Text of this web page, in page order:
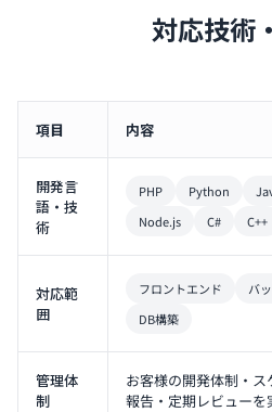
対応技術
項目 内容
開発言
語・技
術
PHP Python
Node.js
C# C++
対応範
囲
フロントエンド バ
DB構築
管理体
制
お客様の開発体制・
報告・定期レビューを